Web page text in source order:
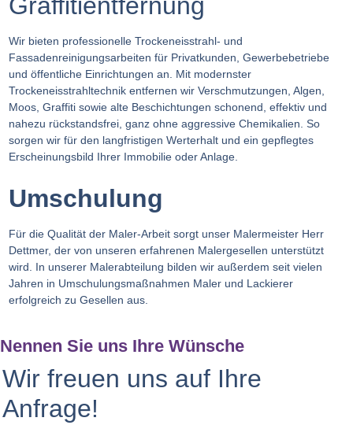
Graffitientfernung
Wir bieten professionelle Trockeneisstrahl- und
Fassadenreinigungsarbeiten für Privatkunden, Gewerbebetriebe
und öffentliche Einrichtungen an. Mit modernster
Trockeneisstrahltechnik entfernen wir Verschmutzungen, Algen,
Moos, Graffiti sowie alte Beschichtungen schonend, effektiv und
nahezu rückstandsfrei, ganz ohne aggressive Chemikalien. So
sorgen wir für den langfristigen Werterhalt und ein gepflegtes
Erscheinungsbild Ihrer Immobilie oder Anlage.
Umschulung
Für die Qualität der Maler-Arbeit sorgt unser Malermeister Herr
Dettmer, der von unseren erfahrenen Malergesellen unterstützt
wird. In unserer Malerabteilung bilden wir außerdem seit vielen
Jahren in Umschulungsmaßnahmen Maler und Lackierer
erfolgreich zu Gesellen aus.
Nennen Sie uns Ihre Wünsche
Wir freuen uns auf Ihre
Anfrage!